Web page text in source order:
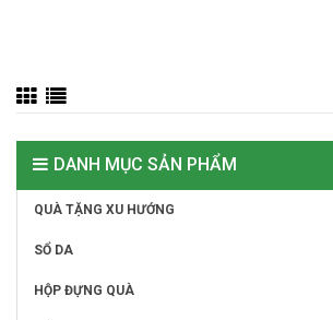
DANH MỤC SẢN PHẨM
QUÀ TẶNG XU HƯỚNG
SỔ DA
HỘP ĐỰNG QUÀ